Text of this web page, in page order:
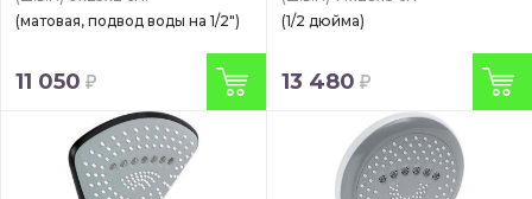
(матовая, подвод воды на 1/2")
11 050
(1/2 дюйма)
13 480